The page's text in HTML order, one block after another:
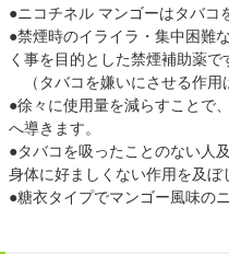
●ニコチネル マンゴーはタバコ
●禁煙時のイライラ・集中困難
く事を目的とした禁煙補助薬で
（タバコを嫌いにさせる作用
●徐々に使用量を減らすことで
へ導きます。
●タバコを吸ったことのない人
身体に好ましくない作用を及ぼ
●糖衣タイプでマンゴー風味の